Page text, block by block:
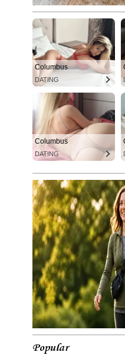
Columbus
DATING
Columbus
DATING
Popular